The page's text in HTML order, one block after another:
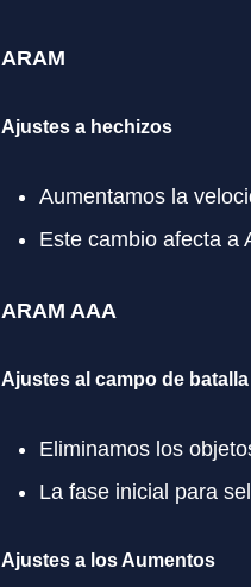
ARAM
Ajustes a hechizos
Aumentamos la
Este cambio afecta a
ARAM AAA
Ajustes al campo de batalla
Eliminamos los
La fase inicial para
Ajustes a los Aumentos